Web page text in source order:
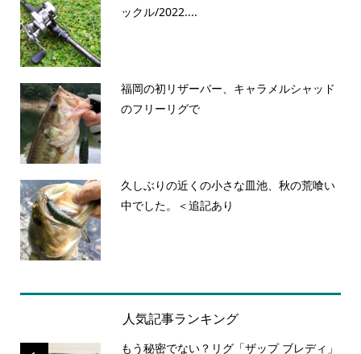
ックル/2022....
福岡の初リザーバー、キャラメルシャッド
のフリーリグで
久しぶりの近くの小さな皿池、秋の荒喰い
中でした。＜追記あり
人気記事ランキング
もう秘密でない？リグ「ザップ ブレディ」